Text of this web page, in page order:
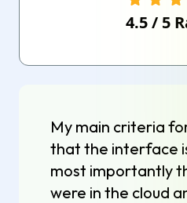
4.5/ 5
My main criteria
that the interface
most importantly
were in the cloud